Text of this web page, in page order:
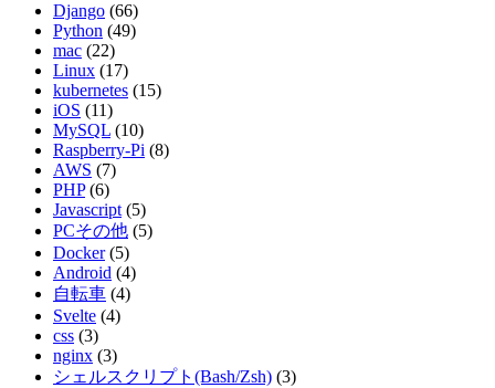
Django (66)
Python (49)
mac (22)
Linux (17)
kubernetes (15)
iOS (11)
MySQL (10)
Raspberry-Pi (8)
AWS (7)
PHP (6)
Javascript (5)
PCその他 (5)
Docker (5)
Android (4)
自転車 (4)
Svelte (4)
css (3)
nginx (3)
シェルスクリプト(Bash/Zsh) (3)